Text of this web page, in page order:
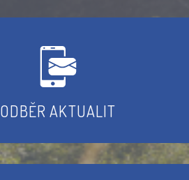
ODBĚR AKTUALIT